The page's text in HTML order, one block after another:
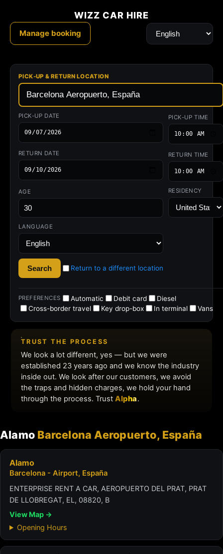
Alamo Barcelona Aeropuerto, España
Alamo
Barcelona - Airport, España
ENTERPRISE RENT A CAR, AEROPUERTO DEL PRAT, PRAT
DE LLOBREGAT, EL, 08820, B
View Map →
Opening Hours